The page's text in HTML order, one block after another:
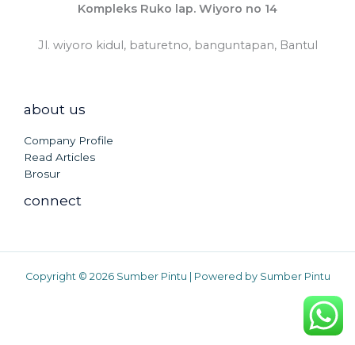
Kompleks Ruko lap. Wiyoro no 14
Jl. wiyoro kidul, baturetno, banguntapan, Bantul
about us
Company Profile
Read Articles
Brosur
connect
Copyright © 2026 Sumber Pintu | Powered by Sumber Pintu